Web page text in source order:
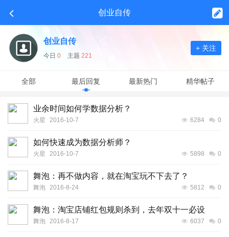
创业自传
创业自传
今日 0 主题 221
+ 关注
全部 最后回复 最新热门 精华帖子
业余时间如何学数据分析？
火星 2016-10-7 6284 0
如何快速成为数据分析师？
火星 2016-10-7 5898 0
舞泡：再不做内容，就在淘宝玩不下去了？
舞泡 2016-8-24 5812 0
舞泡：淘宝店铺红包规则杀到，去年双十一必设
舞泡 2016-8-17 6037 0